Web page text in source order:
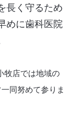
長く守るため
めに歯科医院
牧店では地域の
同努めて参りま